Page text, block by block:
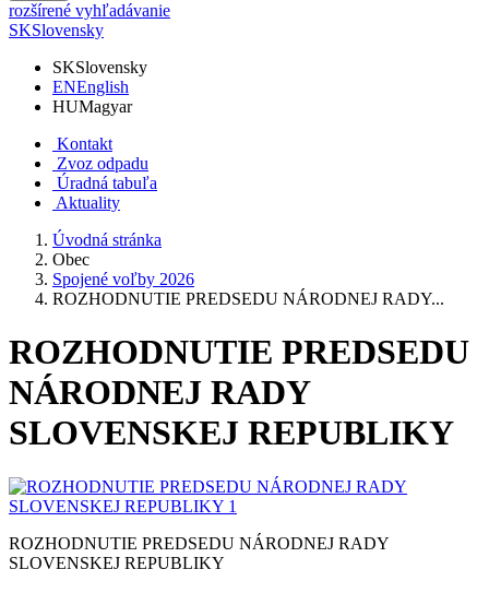
rozšírené vyhľadávanie
SKSlovensky
SKSlovensky
ENEnglish
HUMagyar
Kontakt
Zvoz odpadu
Úradná tabuľa
Aktuality
Úvodná stránka
Obec
Spojené voľby 2026
ROZHODNUTIE PREDSEDU NÁRODNEJ RADY...
ROZHODNUTIE PREDSEDU
NÁRODNEJ RADY
SLOVENSKEJ REPUBLIKY
ROZHODNUTIE PREDSEDU NÁRODNEJ RADY
SLOVENSKEJ REPUBLIKY